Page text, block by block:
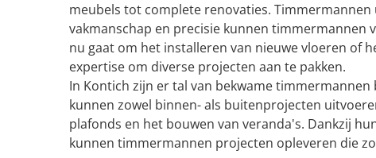
meubels tot complete renovaties.
vakmanschap en precisie kunnen timmermannen
nu gaat om het installeren van nieuwe vloeren of
expertise om diverse projecten aan te pakken.
In Kontich zijn er tal van bekwame
kunnen zowel binnen- als buitenprojecten
plafonds en het bouwen van veranda's. Dankzij
kunnen timmermannen projecten opleveren die